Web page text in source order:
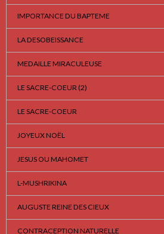
IMPORTANCE DU BAPTEME
LA DESOBEISSANCE
MEDAILLE MIRACULEUSE
LE SACRE-COEUR (2)
LE SACRE-COEUR
JOYEUX NOËL
JESUS OU MAHOMET
L-MUSHRIKINA
AUGUSTE REINE DES CIEUX
CONTRACEPTION NATURELLE